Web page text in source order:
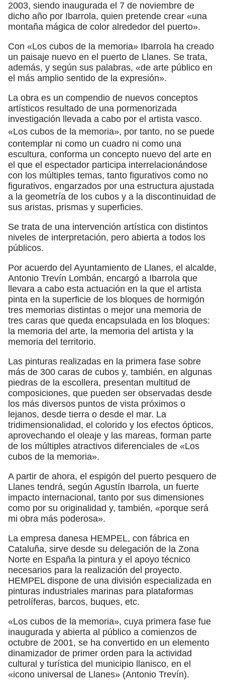
2003, siendo inaugurada el 7 de noviembre de
dicho año por Ibarrola, quien pretende crear «una
montaña mágica de color alrededor del puerto».
Con «Los cubos de la memoria» Ibarrola ha creado
un paisaje nuevo en el puerto de Llanes. Se trata,
además, y según sus palabras, «de arte público en
el más amplio sentido de la expresión».
La obra es un compendio de nuevos conceptos
artísticos resultado de una pormenorizada
investigación llevada a cabo por el artista vasco.
«Los cubos de la memoria», por tanto, no se puede
contemplar ni como un cuadro ni como una
escultura, conforma un concepto nuevo del arte en
el que el espectador participa interrelacionándose
con los múltiples temas, tanto figurativos como no
figurativos, engarzados por una estructura ajustada
a la geometría de los cubos y a la discontinuidad de
sus aristas, prismas y superficies.
Se trata de una intervención artística con distintos
niveles de interpretación, pero abierta a todos los
públicos.
Por acuerdo del Ayuntamiento de Llanes, el alcalde,
Antonio Trevín Lombán, encargó a Ibarrola que
llevara a cabo esta actuación en la que el artista
pinta en la superficie de los bloques de hormigón
tres memorias distintas o mejor una memoria de
tres caras que queda encapsulada en los bloques:
la memoria del arte, la memoria del artista y la
memoria del territorio.
Las pinturas realizadas en la primera fase sobre
más de 300 caras de cubos y, también, en algunas
piedras de la escollera, presentan multitud de
composiciones, que pueden ser observadas desde
los más diversos puntos de vista próximos o
lejanos, desde tierra o desde el mar. La
tridimensionalidad, el colorido y los efectos ópticos,
aprovechando el oleaje y las mareas, forman parte
de los múltiples atractivos diferenciales de «Los
cubos de la memoria».
A partir de ahora, el espigón del puerto pesquero de
Llanes tendrá, según Agustín Ibarrola, un fuerte
impacto internacional, tanto por sus dimensiones
como por su originalidad y, también, «porque será
mi obra más poderosa».
La empresa danesa HEMPEL, con fábrica en
Cataluña, sirve desde su delegación de la Zona
Norte en España la pintura y el apoyo técnico
necesarios para la realización del proyecto.
HEMPEL dispone de una división especializada en
pinturas industriales marinas para plataformas
petrolíferas, barcos, buques, etc.
«Los cubos de la memoria», cuya primera fase fue
inaugurada y abierta al público a comienzos de
octubre de 2001, se ha convertido en un elemento
dinamizador de primer orden para la actividad
cultural y turística del municipio llanisco, en el
«icono universal de Llanes» (Antonio Trevín).